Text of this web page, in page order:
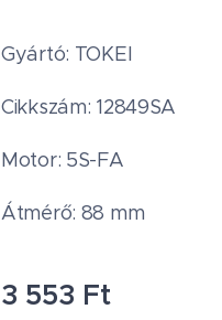
Gyártó: TOKEI
Cikkszám: 12849SA
Motor: 5S-FA
Átmérő: 88 mm
3 553 Ft